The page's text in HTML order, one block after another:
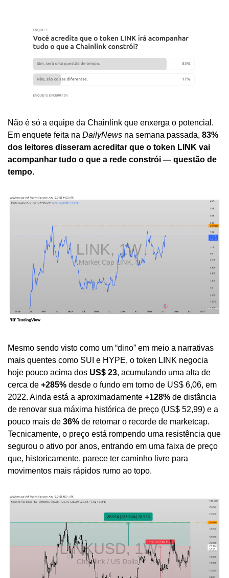
Não é só a equipe da Chainlink que enxerga o potencial.
Em enquete feita na DailyNews na semana passada, 83%
dos leitores disseram acreditar que o token LINK vai
acompanhar tudo o que a rede constrói — questão de
tempo.
Mesmo sendo visto como um “dino” em meio a narrativas
mais quentes como SUI e HYPE, o token LINK negocia
hoje pouco acima dos US$ 23, acumulando uma alta de
cerca de +285% desde o fundo em torno de US$ 6,06, em
2022. Ainda está a aproximadamente +128% de distância
de renovar sua máxima histórica de preço (US$ 52,99) e a
pouco mais de 36% de retomar o recorde de marketcap.
Tecnicamente, o preço está rompendo uma resistência que
segurou o ativo por anos, entrando em uma faixa de preço
que, historicamente, parece ter caminho livre para
movimentos mais rápidos rumo ao topo.